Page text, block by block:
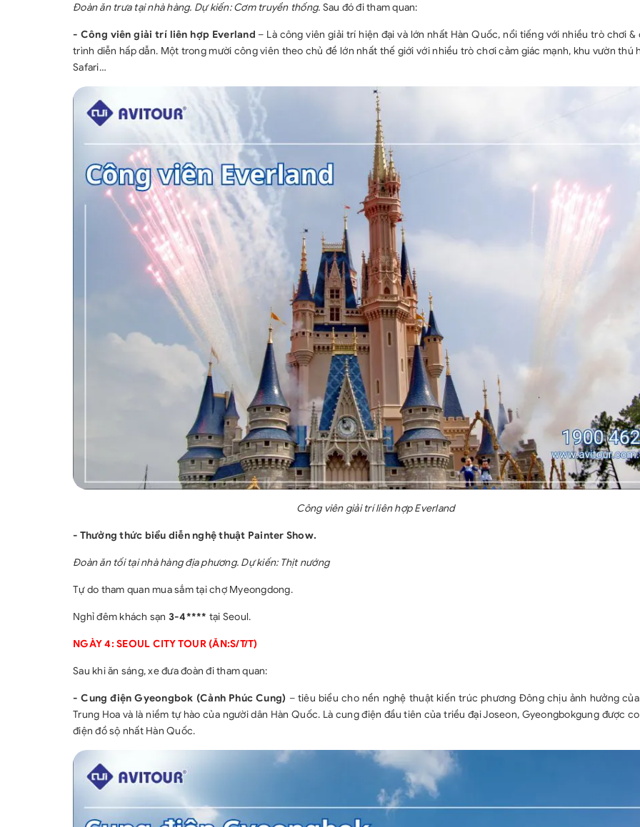
Đoàn ăn trưa tại nhà hàng. Dự kiến: Cơm truyền thống. Sau đó đi tham quan:
- Công viên giải trí liên hợp Everland – Là công viên giải trí hiện đại và lớn nhất Hàn Quốc, nổi tiếng với nhiều trò chơi &
trình diễn hấp dẫn. Một trong mười công viên theo chủ đề lớn nhất thế giới với nhiều trò chơi cảm giác mạnh, khu vườn thú
Safari…
Công viên giải trí liên hợp Everland
- Thưởng thức biểu diễn nghệ thuật Painter Show.
Đoàn ăn tối tại nhà hàng địa phương. Dự kiến: Thịt nướng
Tự do tham quan mua sắm tại chợ Myeongdong.
Nghỉ đêm khách sạn 3-4**** tại Seoul.
NGÀY 4: SEOUL CITY TOUR (ĂN:S/T/T)
Sau khi ăn sáng, xe đưa đoàn đi tham quan:
- Cung điện Gyeongbok (Cảnh Phúc Cung) – tiêu biểu cho nền nghệ thuật kiến trúc phương Đông chịu ảnh hưởng của
Trung Hoa và là niềm tự hào của người dân Hàn Quốc. Là cung điện đầu tiên của triều đại Joseon, Gyeongbokgung được
điện đồ sộ nhất Hàn Quốc.